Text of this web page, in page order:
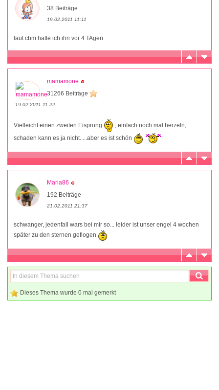
38 Beiträge
19.02.2011 11:11
laut cbm hatte ich ihn vor 4 TAgen
mamamone
31266 Beiträge
19.02.2011 11:22
Vielleicht einen zweiten Eisprung
, einfach noch mal herzeln,
schaden kann es ja nicht.....aber es ist schön
Maria86
192 Beiträge
21.02.2011 21:37
schwanger, jedenfall wars bei mir so... leider ist unser engel 4 wochen
später zu den sternen geflogen
Dieses Thema wurde 0 mal gemerkt